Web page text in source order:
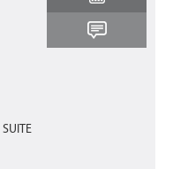
total de 107,88 m2 se